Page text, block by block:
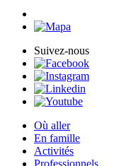
Suivez-nous
Où aller
En famille
Activités
Professionnels